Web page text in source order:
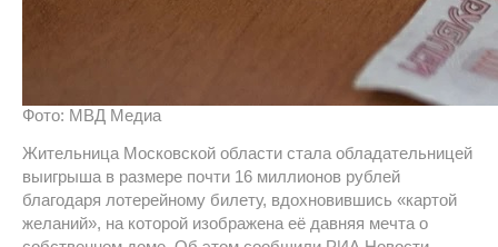
Фото: МВД Медиа
Жительница Московской области стала обладательницей
выигрыша в размере почти 16 миллионов рублей
благодаря лотерейному билету, вдохновившись «картой
желаний», на которой изображена её давняя мечта о